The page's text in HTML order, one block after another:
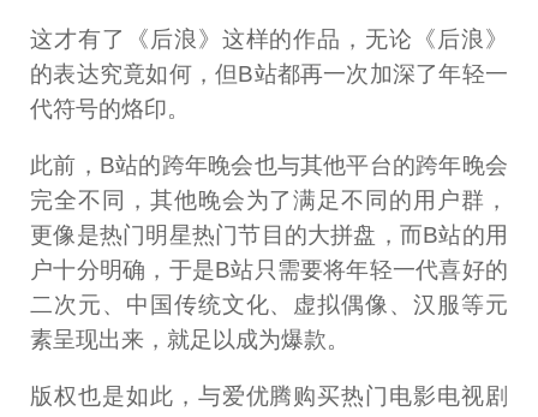
这才有了《后浪》这样的作品，无论《后浪》
的表达究竟如何，但B站都再一次加深了年轻一
代符号的烙印。
此前，B站的跨年晚会也与其他平台的跨年晚会
完全不同，其他晚会为了满足不同的用户群，
更像是热门明星热门节目的大拼盘，而B站的用
户十分明确，于是B站只需要将年轻一代喜好的
二次元、中国传统文化、虚拟偶像、汉服等元
素呈现出来，就足以成为爆款。
版权也是如此，与爱优腾购买热门电影电视剧